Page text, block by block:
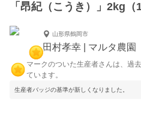
「昂紀（こうき）」2kg（
山形県鶴岡市
田村孝幸 | マルタ農園
マークのついた生産者さんは、過
ています。
生産者バッジの基準が新しくなりました。